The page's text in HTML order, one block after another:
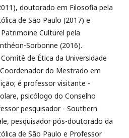
doutorado em Filosofia pela
de São Paulo (2017) e
Culturel pela
Sorbonne (2016).
de Ética da Universidade
do Mestrado em
é professor visitante -
psicólogo do Conselho
pesquisador - Southern
pesquisador pós-doutorado da
de São Paulo e Professor